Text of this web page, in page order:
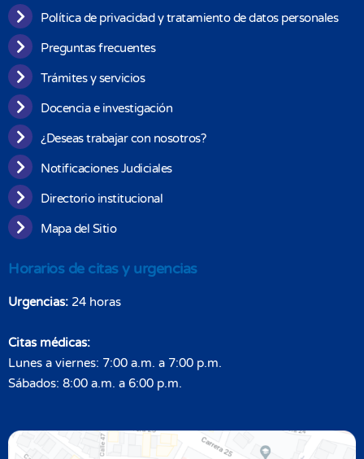
Política de privacidad y tratamiento de datos personales
Preguntas frecuentes
Trámites y servicios
Docencia e investigación
¿Deseas trabajar con nosotros?
Notificaciones Judiciales
Directorio institucional
Mapa del Sitio
Horarios de citas y urgencias
Urgencias: 24 horas
Citas médicas:
Lunes a viernes: 7:00 a.m. a 7:00 p.m.
Sábados: 8:00 a.m. a 6:00 p.m.